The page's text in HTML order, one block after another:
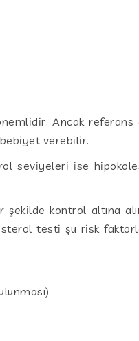
Ancak referans
verebilir.
seviyeleri ise
şekilde kontrol altına
testi şu risk